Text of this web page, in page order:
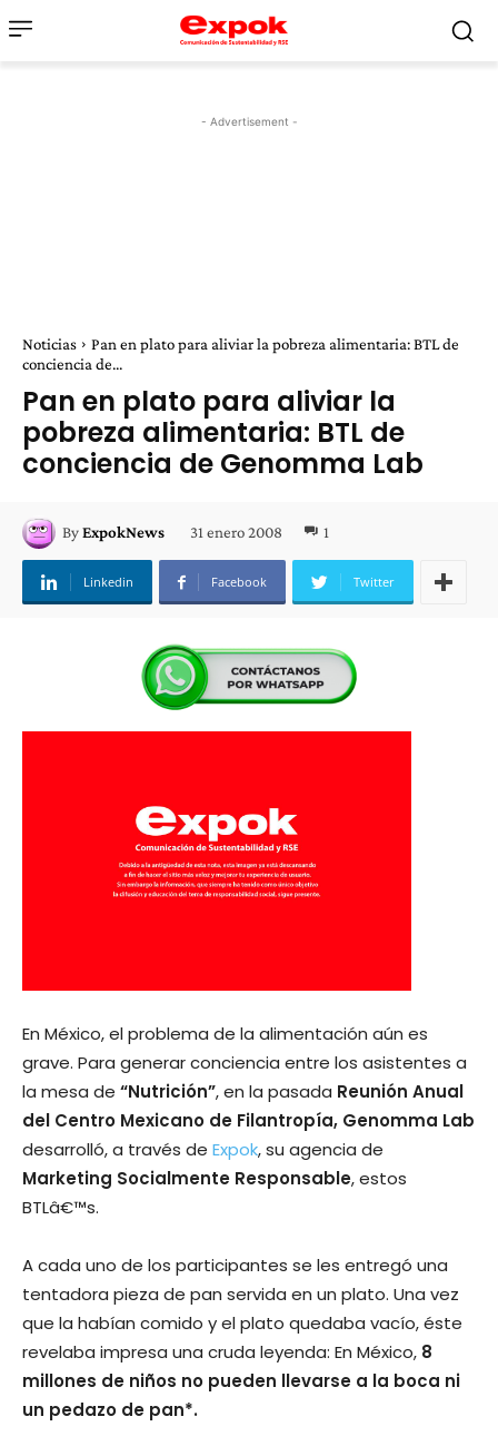
- Advertisement -
Noticias
Pan en plato para aliviar la pobreza alimentaria: BTL de
conciencia de...
Pan en plato para aliviar la
pobreza alimentaria: BTL de
conciencia de Genomma Lab
ByExpokNews 31 enero 2008 1
Linkedin Facebook Twitter
En México, el problema de la alimentación aún es
grave. Para generar conciencia entre los asistentes a
la mesa de “Nutrición”, en la pasada Reunión Anual
del Centro Mexicano de Filantropí­a, Genomma Lab
desarrolló, a través de Expok, su agencia de
Marketing Socialmente Responsable, estos
BTLâ€™s.
A cada uno de los participantes se les entregó una
tentadora pieza de pan servida en un plato. Una vez
que la habí­an comido y el plato quedaba vací­o, éste
revelaba impresa una cruda leyenda: En México, 8
millones de niños no pueden llevarse a la boca ni
un pedazo de pan*.